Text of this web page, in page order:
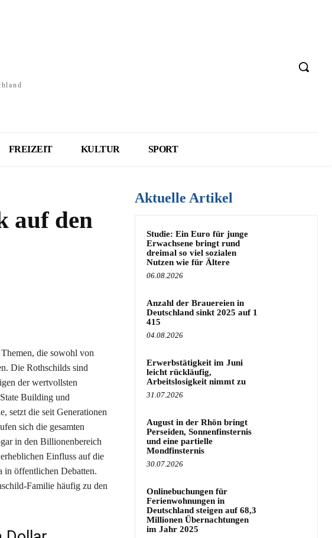
FREIZEIT KULTUR SPORT
auf den
die sowohl von
Die Rothschilds sind
der wertvollsten
Building und
setzt die seit Generationen
sich die gesamten
in den Billionenbereich
Einfluss auf die
in öffentlichen Debatten.
Familie häufig zu den
Aktuelle Artikel
Studie: Ein Euro für junge
Erwachsene bringt rund
dreimal so viel sozialen
Nutzen wie für Ältere
06.08.2026
Anzahl der Brauereien in
Deutschland sinkt 2025 auf 1
415
04.08.2026
Erwerbstätigkeit im Juni
leicht rückläufig,
Arbeitslosigkeit nimmt zu
31.07.2026
August in der Rhön bringt
Perseiden, Sonnenfinsternis
und eine partielle
Mondfinsternis
30.07.2026
Onlinebuchungen für
Ferienwohnungen in
Deutschland steigen auf 68,3
Millionen Übernachtungen
im Jahr 2025